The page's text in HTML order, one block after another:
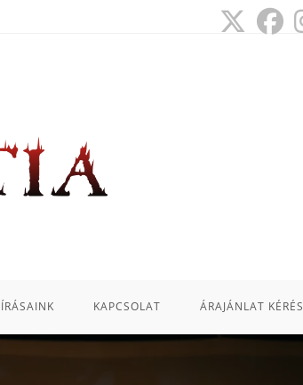
ÍRÁSAINK KAPCSOLAT ÁRAJÁNLAT KÉRÉS